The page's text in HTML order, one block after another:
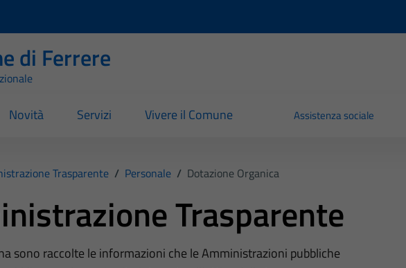
di Ferrere
Novità Servizi Vivere il Comune Assistenza sociale
Trasparente / Personale / Dotazione Organica
Trasparente
sono raccolte le informazioni che le Amministrazioni pubbliche